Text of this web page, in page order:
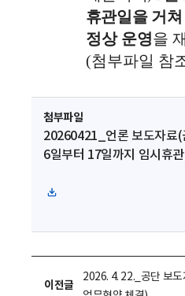
휴관일을 거쳐
정상 운영을
(첨부파일 참
첨부파일
20260421_언론 보도자료
6일부터 17일까지 임시휴
파
다
드
이전글
2026. 4. 22._공단 보